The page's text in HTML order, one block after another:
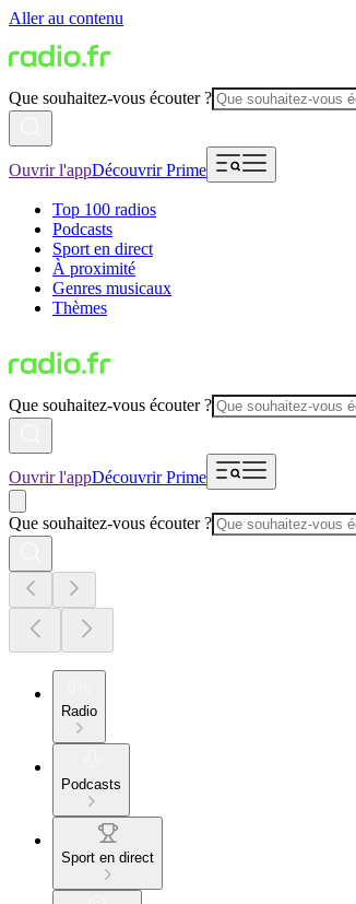
Aller au contenu
Que souhaitez-vous écouter ?
Ouvrir l'appDécouvrir Prime
Top 100 radios
Podcasts
Sport en direct
À proximité
Genres musicaux
Thèmes
Que souhaitez-vous écouter ?
Ouvrir l'appDécouvrir Prime
Que souhaitez-vous écouter ?
Radio
Podcasts
Sport en direct